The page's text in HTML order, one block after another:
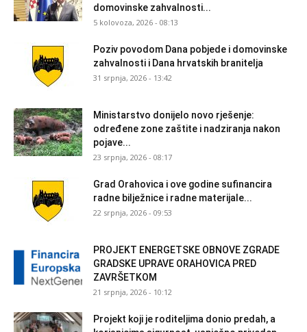
domovinske zahvalnosti...
5 kolovoza, 2026 - 08:13
Poziv povodom Dana pobjede i domovinske
zahvalnosti i Dana hrvatskih branitelja
31 srpnja, 2026 - 13:42
Ministarstvo donijelo novo rješenje:
određene zone zaštite i nadziranja nakon
pojave...
23 srpnja, 2026 - 08:17
Grad Orahovica i ove godine sufinancira
radne bilježnice i radne materijale...
22 srpnja, 2026 - 09:53
PROJEKT ENERGETSKE OBNOVE ZGRADE
GRADSKE UPRAVE ORAHOVICA PRED
ZAVRŠETKOM
21 srpnja, 2026 - 10:12
Projekt koji je roditeljima donio predah, a